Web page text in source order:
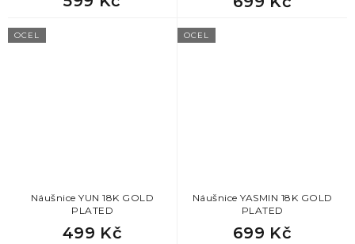
OCEL
Náušnice YUN 18K GOLD
PLATED
499 Kč
OCEL
Náušnice YASMIN 18K GOLD
PLATED
699 Kč